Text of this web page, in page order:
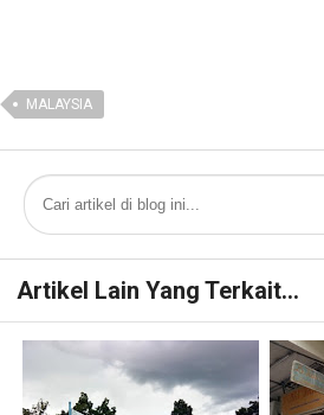
MALAYSIA
Artikel Lain Yang Terkait...